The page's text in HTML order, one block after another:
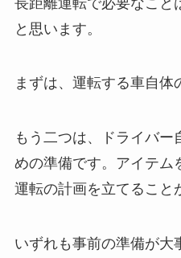
と思います。
まずは、運転する車自体
もう二つは、ドライバー
めの準備です。アイテム
運転の計画を立てること
いずれも事前の準備が大